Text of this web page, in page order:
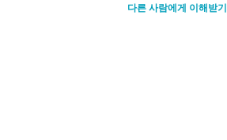
다른 사람에게 이해받기